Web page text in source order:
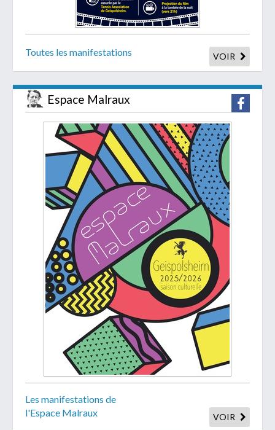
Toutes les manifestations VOIR
Espace Malraux
Les manifestations de
l'Espace Malraux
VOIR